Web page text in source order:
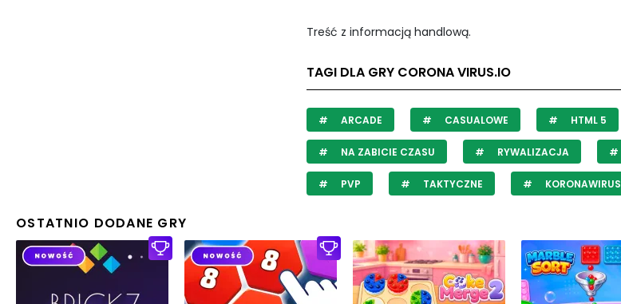
Treść z informacją handlową.
TAGI DLA GRY CORONA VIRUS.IO
ARCADE CASUALOWE HTML 5
NA ZABICIE CZASU RYWALIZACJA
PVP TAKTYCZNE KORONAWIRUS
OSTATNIO DODANE GRY